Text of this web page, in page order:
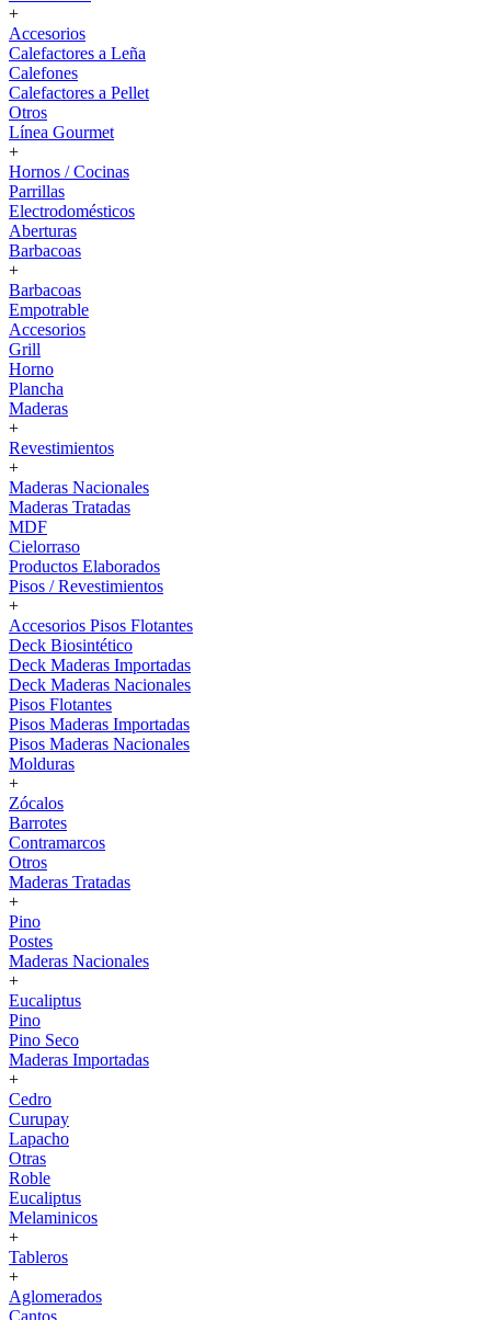
+
Accesorios
Calefactores a Leña
Calefones
Calefactores a Pellet
Otros
Línea Gourmet
+
Hornos / Cocinas
Parrillas
Electrodomésticos
Aberturas
Barbacoas
+
Barbacoas
Empotrable
Accesorios
Grill
Horno
Plancha
Maderas
+
Revestimientos
+
Maderas Nacionales
Maderas Tratadas
MDF
Cielorraso
Productos Elaborados
Pisos / Revestimientos
+
Accesorios Pisos Flotantes
Deck Biosintético
Deck Maderas Importadas
Deck Maderas Nacionales
Pisos Flotantes
Pisos Maderas Importadas
Pisos Maderas Nacionales
Molduras
+
Zócalos
Barrotes
Contramarcos
Otros
Maderas Tratadas
+
Pino
Postes
Maderas Nacionales
+
Eucaliptus
Pino
Pino Seco
Maderas Importadas
+
Cedro
Curupay
Lapacho
Otras
Roble
Eucaliptus
Melaminicos
+
Tableros
+
Aglomerados
Cantos